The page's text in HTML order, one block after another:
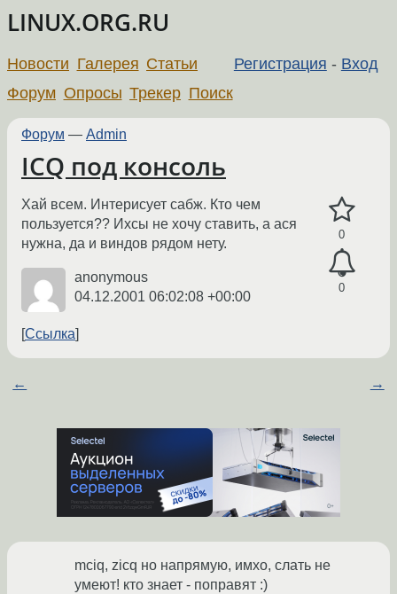
LINUX.ORG.RU
Регистрация - Вход
Новости Галерея Статьи
Форум Опросы Трекер Поиск
Форум — Admin
ICQ под консоль
0
0
Хай всем. Интерисует сабж. Кто чем
пользуется?? Ихсы не хочу ставить, а ася
нужна, да и виндов рядом нету.
anonymous
04.12.2001 06:02:08 +00:00
Ссылка
← →
mciq, zicq но напрямую, имхо, слать не
умеют! кто знает - поправят :)